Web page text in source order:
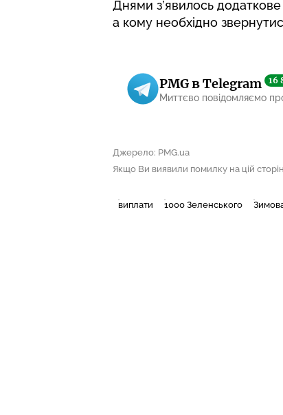
Днями з’явилось додаткове
а кому необхідно
PMG в Telegram 16
Миттєво повідомляємо
Джерело: PMG.ua
Якщо Ви виявили помилку на цій
виплати 1000 Зеленського